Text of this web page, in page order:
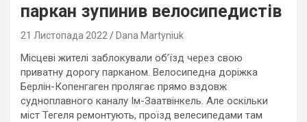
паркан зупинив велосипедистів
21 Листопада 2022 Dana Martyniuk
Місцеві жителі заблокували об’їзд через свою
приватну дорогу парканом. Велосипедна доріжка
Берлін-Копенгаген пролягає прямо вздовж
судноплавного каналу Ім-Заатвінкель. Але оскільки
міст Тегеля ремонтують, проїзд велесипедами там